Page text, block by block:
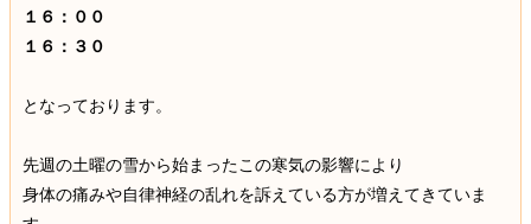
１６：００
１６：３０
となっております。
先週の土曜の雪から始まったこの寒気の影響により
身体の痛みや自律神経の乱れを訴えている方が増えてきていま